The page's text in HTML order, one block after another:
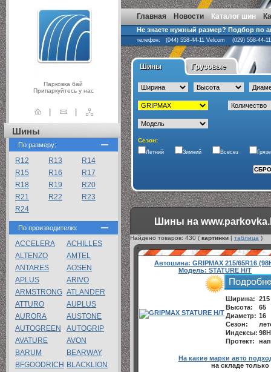
Парковка бай
Припаркуйтесь у нас
| |
Главная Новости Каталог шин
Не знаете нужный размер? Подбор по
телефон: (044) 558-44-11 Velcom (029) 558-44-
Шины Грузовые
Сезон:
Летний Зимний Всесез
Шины на
Найдено товаров: 430 ( картинки | таблица )
Автошина: GRIPMAX 215/65R16
Модель: STATURE H/T
Ширина: 215
Высота:
65
Диаметр: 16
Сезон:
Индексы: 98H
Протект:
На какие марки авто
на складе только
Шины
По размеру:
R12 R13
R14
R15
R16
R17
R18
R19
R20
R21
R22
R23
R24
По производителю:
ACCELERA
ACHILLES
ALTENZO
AMTEL
ANTARES
AOSEN
APLUS
ARIVO
ARMSTRONG ATLANDER
ATTURO
AUPLUS
AURORA
AUSTONE
AUTOGREEN
AUTOGRIP
AVATURE
AVON
BARUM
BEARWAY
BFGOODRICH BLACKLION